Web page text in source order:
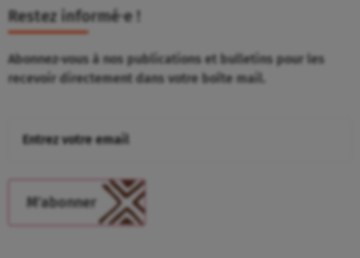
Restez informé⸱e !
Abonnez-vous à nos publications et bulletins pour les
recevoir directement dans votre boîte mail.